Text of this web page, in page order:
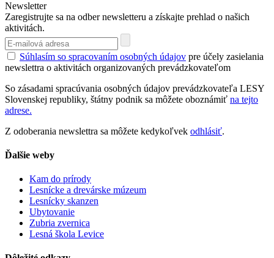
Newsletter
Zaregistrujte sa na odber newsletteru a získajte prehlad o našich
aktivitách.
Súhlasím so spracovaním osobných údajov pre účely zasielania
newslettra o aktivitách organizovaných prevádzkovateľom
So zásadami spracúvania osobných údajov prevádzkovateľa LESY
Slovenskej republiky, štátny podnik sa môžete oboznámiť na tejto
adrese.
Z odoberania newslettra sa môžete kedykoľvek odhlásiť.
Ďalšie weby
Kam do prírody
Lesnícke a drevárske múzeum
Lesnícky skanzen
Ubytovanie
Zubria zvernica
Lesná škola Levice